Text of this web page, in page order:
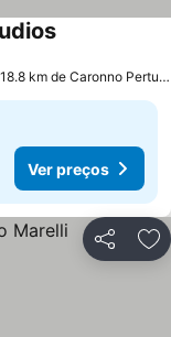
preços
Ver preços
km de Caronno
Ver preços
Partilhar